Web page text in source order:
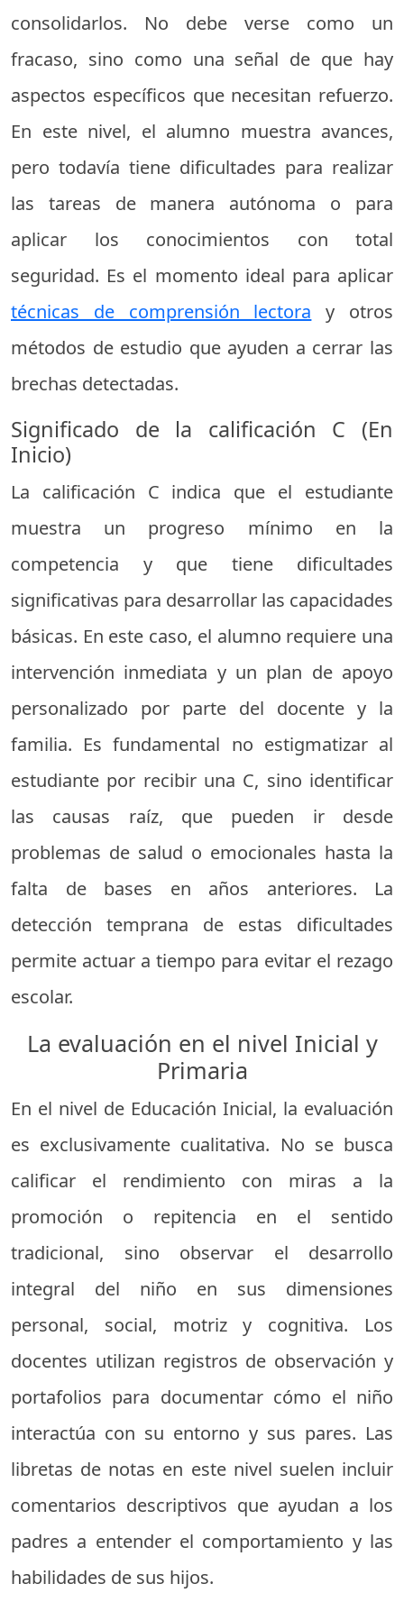
consolidarlos. No debe verse como un
fracaso, sino como una señal de que hay
aspectos específicos que necesitan refuerzo.
En este nivel, el alumno muestra avances,
pero todavía tiene dificultades para realizar
las tareas de manera autónoma o para
aplicar los conocimientos con total
seguridad. Es el momento ideal para aplicar
técnicas de comprensión lectora y otros
métodos de estudio que ayuden a cerrar las
brechas detectadas.
Significado de la calificación C (En
Inicio)
La calificación C indica que el estudiante
muestra un progreso mínimo en la
competencia y que tiene dificultades
significativas para desarrollar las capacidades
básicas. En este caso, el alumno requiere una
intervención inmediata y un plan de apoyo
personalizado por parte del docente y la
familia. Es fundamental no estigmatizar al
estudiante por recibir una C, sino identificar
las causas raíz, que pueden ir desde
problemas de salud o emocionales hasta la
falta de bases en años anteriores. La
detección temprana de estas dificultades
permite actuar a tiempo para evitar el rezago
escolar.
La evaluación en el nivel Inicial y
Primaria
En el nivel de Educación Inicial, la evaluación
es exclusivamente cualitativa. No se busca
calificar el rendimiento con miras a la
promoción o repitencia en el sentido
tradicional, sino observar el desarrollo
integral del niño en sus dimensiones
personal, social, motriz y cognitiva. Los
docentes utilizan registros de observación y
portafolios para documentar cómo el niño
interactúa con su entorno y sus pares. Las
libretas de notas en este nivel suelen incluir
comentarios descriptivos que ayudan a los
padres a entender el comportamiento y las
habilidades de sus hijos.